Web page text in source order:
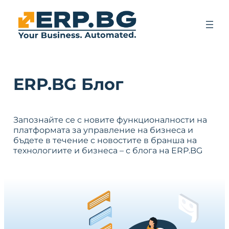
ERP.BG Блог
Запознайте се с новите функционалности на
платформата за управление на бизнеса и
бъдете в течение с новостите в бранша на
технологиите и бизнеса – с блога на ERP.BG